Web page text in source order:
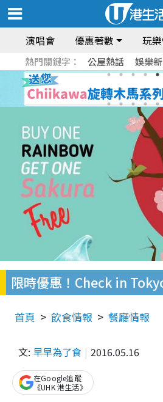
演唱會 優惠著數 玩
熱門關鍵字： 公屋熱話 娛樂
限時優惠！Check in
首頁 飲食情報 餐廳情報
文: 早早為了食 2016.05.16
在Google追蹤
《UHK 港生活》